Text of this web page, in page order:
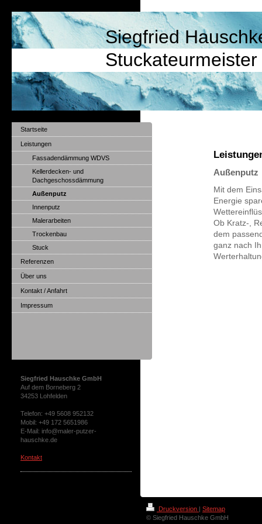
Siegfried
Stuckateurmeister
Außenputz
Mit dem
Energie
Ob Kratz-,
dem
ganz nach
Startseite
Leistungen
Fassadendämmung WDVS
Kellerdecken- und
Dachgeschossdämmung
Außenputz
Innenputz
Malerarbeiten
Trockenbau
Stuck
Referenzen
Über uns
Kontakt / Anfahrt
Impressum
Siegfried Hauschke GmbH
Auf dem Borneberg 2
34253 Lohfelden
Telefon: +49 5608 952132
Mobil: +49 172 5651986
E-Mail: info@maler-putzer-
hauschke.de
Kontakt
Druckversion | Sitemap
© Siegfried Hauschke GmbH